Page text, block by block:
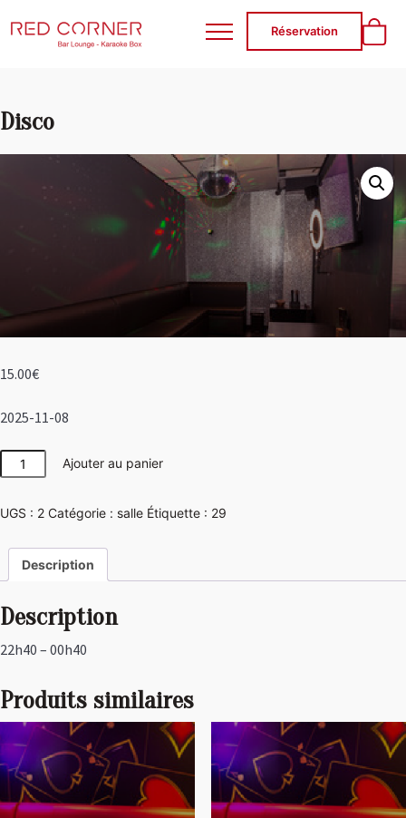
RED CORNER
Réservation
Disco
15.00€
2025-11-08
quantité
de
Ajouter au panier
UGS : 2 Catégorie : salle Étiquette : 29
Description
Description
22h40 – 00h40
Produits similaires